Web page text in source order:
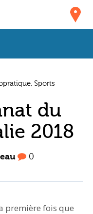
Sports
du
2018
0
première fois que